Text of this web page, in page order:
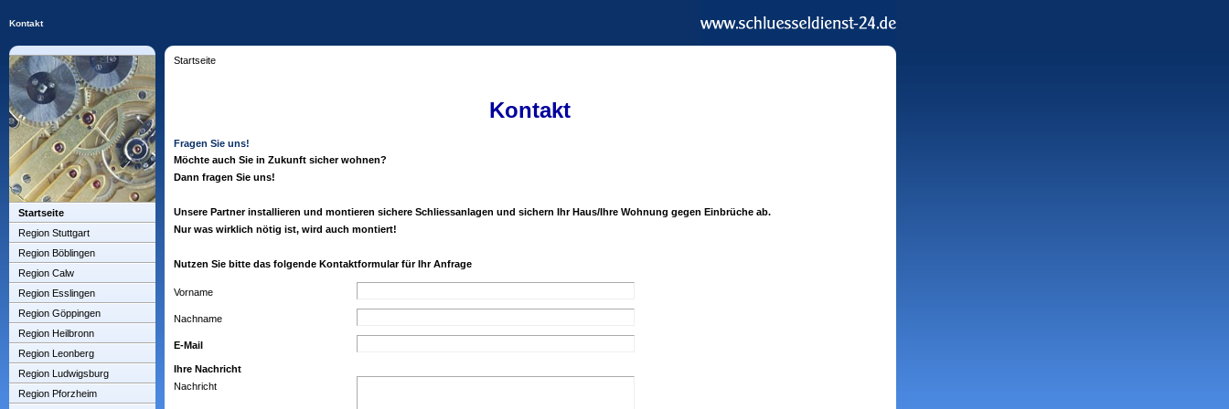
Kontakt
Startseite
Region Stuttgart
Region Böblingen
Region Calw
Region Esslingen
Region Göppingen
Region Heilbronn
Region Leonberg
Region Ludwigsburg
Region Pforzheim
Startseite
Kontakt
Fragen Sie uns!
Möchte auch Sie in Zukunft sicher wohnen?
Dann fragen Sie uns!
Unsere Partner installieren und montieren sichere Schliessanlagen und sichern Ihr Haus/Ihre Wohnung gegen Einbrüche ab.
Nur was wirklich nötig ist, wird auch montiert!
Nutzen Sie bitte das folgende Kontaktformular für Ihr Anfrage
Vorname
Nachname
E-Mail
Ihre Nachricht
Nachricht